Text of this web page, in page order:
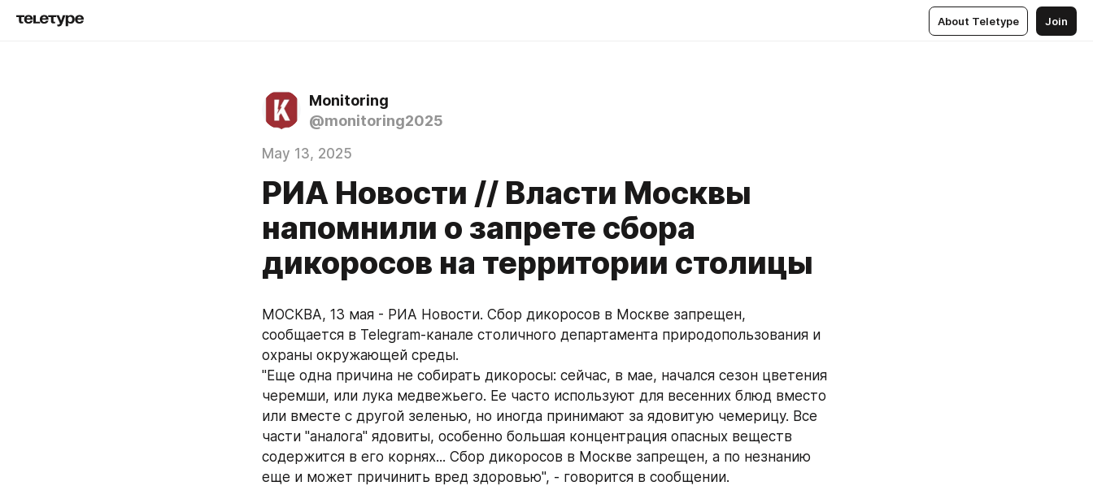
About Teletype Join
Monitoring
@monitoring2025
May 13, 2025
РИА Новости // Власти Москвы
напомнили о запрете сбора
дикоросов на территории столицы
МОСКВА, 13 мая - РИА Новости. Сбор дикоросов в Москве запрещен,
сообщается в Telegram-канале столичного департамента природопользования и
охраны окружающей среды.
"Еще одна причина не собирать дикоросы: сейчас, в мае, начался сезон цветения
черемши, или лука медвежьего​​​. Ее часто используют для весенних блюд вместо
или вместе с другой зеленью, но иногда принимают за ядовитую чемерицу. Все
части "аналога" ядовиты, особенно большая концентрация опасных веществ
содержится в его корнях... Сбор дикоросов в Москве запрещен, а по незнанию
еще и может причинить вред здоровью", - говорится в сообщении.